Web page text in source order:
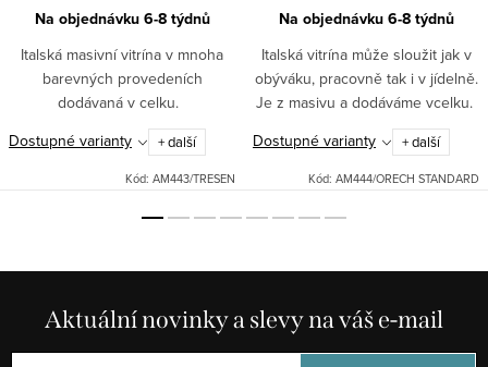
Na objednávku 6-8 týdnů
Italská masivní vitrína v mnoha
barevných provedeních
dodávaná v celku.
Dostupné varianty
+ další
Kód: AM443/TRESEN
Na objednávku 6-8 týdnů
Italská vitrína může sloužit jak v
obýváku, pracovně tak i v jídelně.
Je z masivu a dodáváme vcelku.
Dostupné varianty
+ další
Kód: AM444/ORECH STANDARD
Aktuální novinky a slevy na váš e-mail